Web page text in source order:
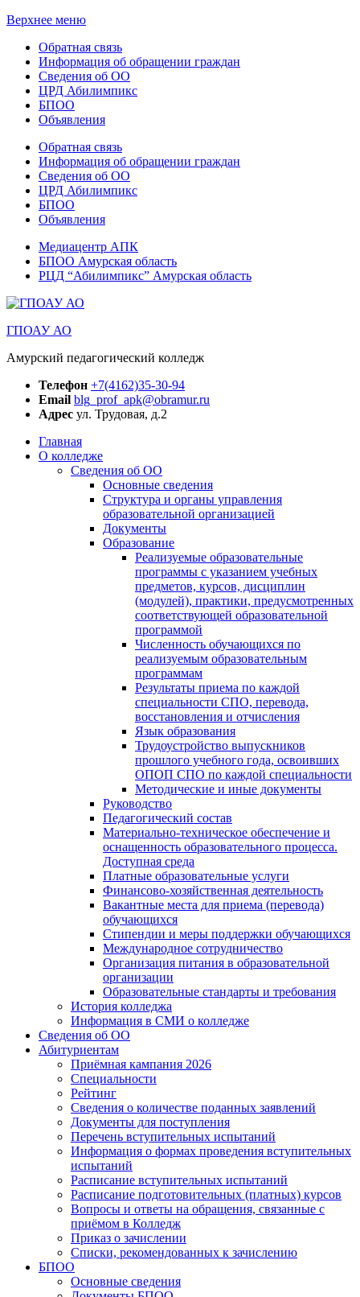
Верхнее меню
Обратная связь
Информация об обращении граждан
Сведения об ОО
ЦРД Абилимпикс
БПОО
Объявления
Обратная связь
Информация об обращении граждан
Сведения об ОО
ЦРД Абилимпикс
БПОО
Объявления
Медиацентр АПК
БПОО Амурская область
РЦД “Абилимпикс” Амурская область
ГПОАУ АО
Амурский педагогический колледж
Телефон +7(4162)35-30-94
Email blg_prof_apk@obramur.ru
Адрес ул. Трудовая, д.2
Главная
О колледже
Сведения об ОО
Основные сведения
Структура и органы управления
образовательной организацией
Документы
Образование
Реализуемые образовательные
программы с указанием учебных
предметов, курсов, дисциплин
(модулей), практики, предусмотренных
соответствующей образовательной
программой
Численность обучающихся по
реализуемым образовательным
программам
Результаты приема по каждой
специальности СПО, перевода,
восстановления и отчисления
Язык образования
Трудоустройство выпускников
прошлого учебного года, освоивших
ОПОП СПО по каждой специальности
Методические и иные документы
Руководство
Педагогический состав
Материально-техническое обеспечение и
оснащенность образовательного процесса.
Доступная среда
Платные образовательные услуги
Финансово-хозяйственная деятельность
Вакантные места для приема (перевода)
обучающихся
Стипендии и меры поддержки обучающихся
Международное сотрудничество
Организация питания в образовательной
организации
Образовательные стандарты и требования
История колледжа
Информация в СМИ о колледже
Сведения об ОО
Абитуриентам
Приёмная кампания 2026
Специальности
Рейтинг
Сведения о количестве поданных заявлений
Документы для поступления
Перечень вступительных испытаний
Информация о формах проведения вступительных
испытаний
Расписание вступительных испытаний
Расписание подготовительных (платных) курсов
Вопросы и ответы на обращения, связанные с
приёмом в Колледж
Приказ о зачислении
Списки, рекомендованных к зачислению
БПОО
Основные сведения